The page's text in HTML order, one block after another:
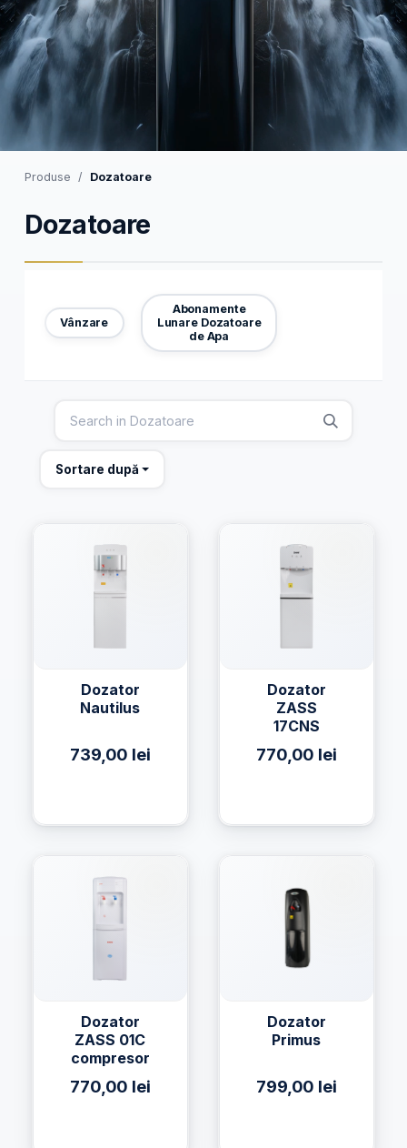
Produse Dozatoare
Dozatoare
Vânzare
Abonamente
Lunare Dozatoare
de Apa
Sortare după
Dozator
Nautilus
739,00 lei
Dozator
ZASS
17CNS
770,00 lei
Dozator
ZASS 01C
compresor
770,00 lei
Dozator
Primus
799,00 lei